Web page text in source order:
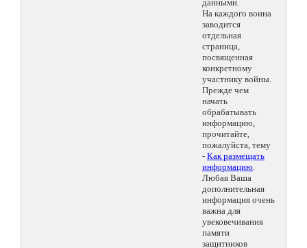
данными.
На каждого воина
заводится
отдельная
страница,
посвященная
конкретному
участнику войны.
Прежде чем
начать
обрабатывать
информацию,
прочитайте,
пожалуйста, тему
- Как размещать
информацию.
Любая Ваша
дополнительная
информация очень
важна для
увековечивания
памяти
защитников